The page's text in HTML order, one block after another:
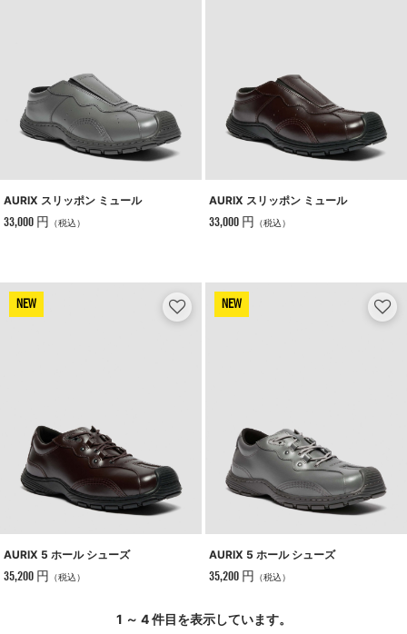
AURIX スリッポン ミュール
33,000 円 （税込）
AURIX スリッポン ミュール
33,000 円 （税込）
NEW
AURIX 5 ホール シューズ
35,200 円 （税込）
NEW
AURIX 5 ホール シューズ
35,200 円 （税込）
1 ～ 4 件目を表示しています。